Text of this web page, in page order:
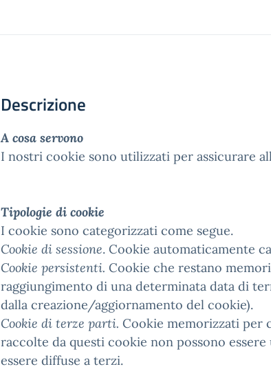
Descrizione
A cosa servono
I nostri cookie sono utilizzati per assicurare
Tipologie di cookie
I cookie sono categorizzati come segue.
Cookie di sessione. Cookie automaticamente
Cookie persistenti. Cookie che restano
raggiungimento di una determinata data di
dalla creazione/aggiornamento del cookie).
Cookie di terze parti. Cookie memorizzati per
raccolte da questi cookie non possono
essere diffuse a terzi.